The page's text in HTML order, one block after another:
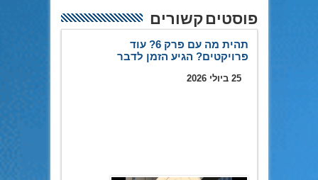
פוסטים קשורים
תהית מה עם פרק 6? עוד
פרויקטים? הגיע הזמן לדבר
25 ביולי 2026